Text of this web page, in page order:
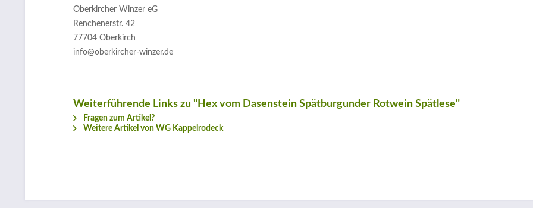
Oberkircher Winzer eG
Renchenerstr. 42
77704 Oberkirch
info@oberkircher-winzer.de
Weiterführende Links zu "Hex vom Dasenstein Spätburgunder Rotwein Spätlese"
Fragen zum Artikel?
Weitere Artikel von WG Kappelrodeck